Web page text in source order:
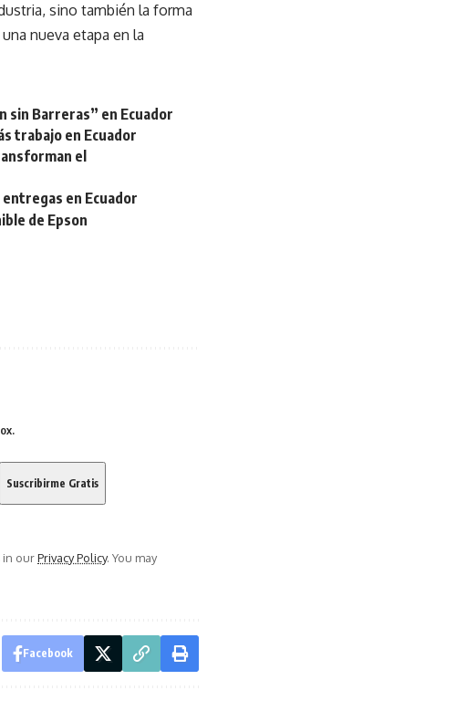
sino también la forma
nueva etapa en la
sin Barreras” en Ecuador
trabajo en Ecuador
el
en Ecuador
de Epson
in ourPrivacy Policy. You may
Facebook